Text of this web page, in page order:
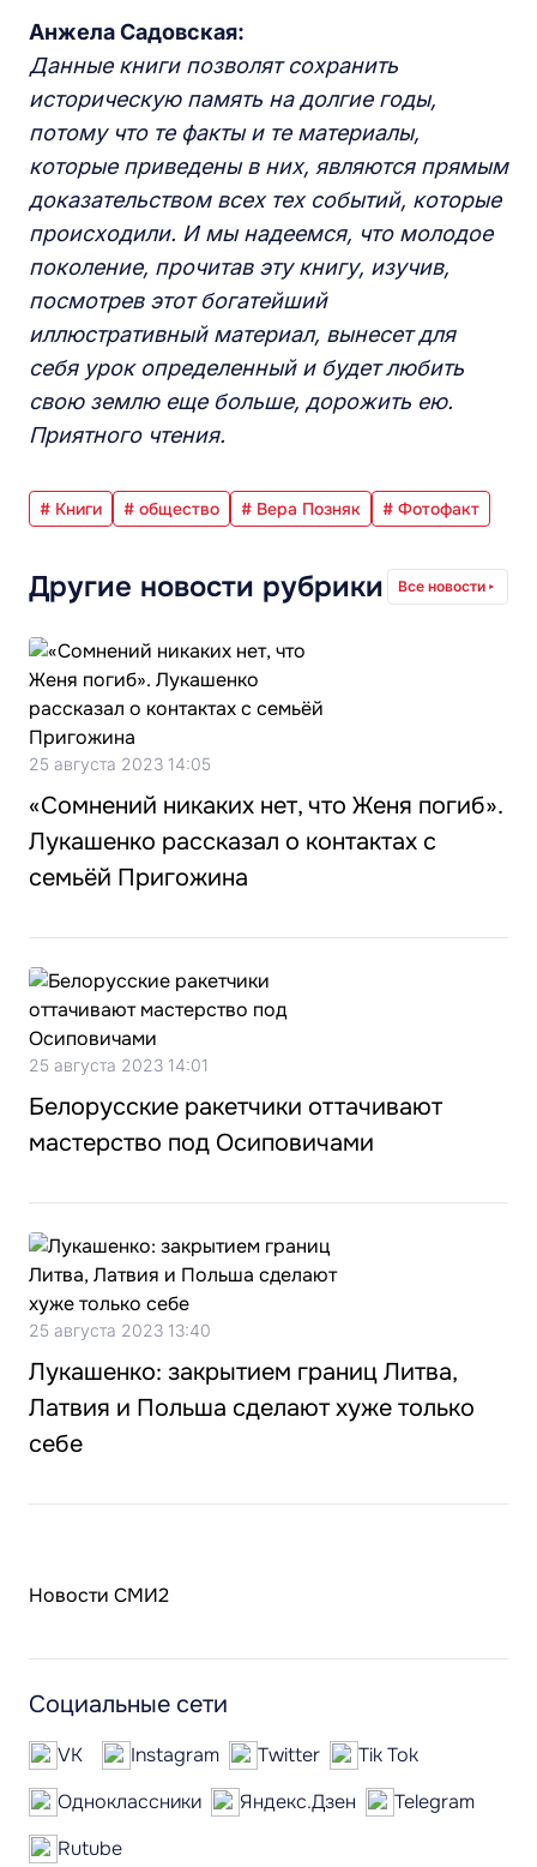
Анжела Садовская:
Данные книги позволят сохранить
историческую память на долгие годы,
потому что те факты и те материалы,
которые приведены в них, являются прямым
доказательством всех тех событий, которые
происходили. И мы надеемся, что молодое
поколение, прочитав эту книгу, изучив,
посмотрев этот богатейший
иллюстративный материал, вынесет для
себя урок определенный и будет любить
свою землю ещебольше, дорожить ею.
Приятного чтения.
# Книги # общество # Вера Позняк # Фотофакт
Другие новости рубрики Все новости
25 августа 2023 14:05
«Сомнений никаких нет, что Женя погиб».
Лукашенко рассказал о контактах с
семьёй Пригожина
25 августа 2023 14:01
Белорусские ракетчики оттачивают
мастерство под Осиповичами
25 августа 2023 13:40
Лукашенко: закрытием границ Литва,
Латвия и Польша сделают хуже только
себе
Новости СМИ2
Социальные сети
VK Instagram Twitter
Tik Tok
Одноклассники
Яндекс.Дзен
Telegram
Rutube